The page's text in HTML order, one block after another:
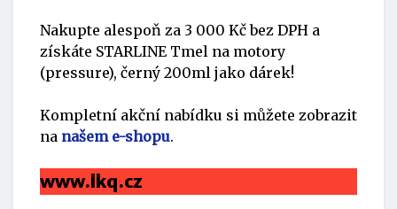
Nakupte alespoň za 3 000 Kč bez DPH a
získáte STARLINE Tmel na motory
(pressure), černý 200ml jako dárek!
Kompletní akční nabídku si můžete zobrazit
na našem e-shopu.
www.lkq.cz